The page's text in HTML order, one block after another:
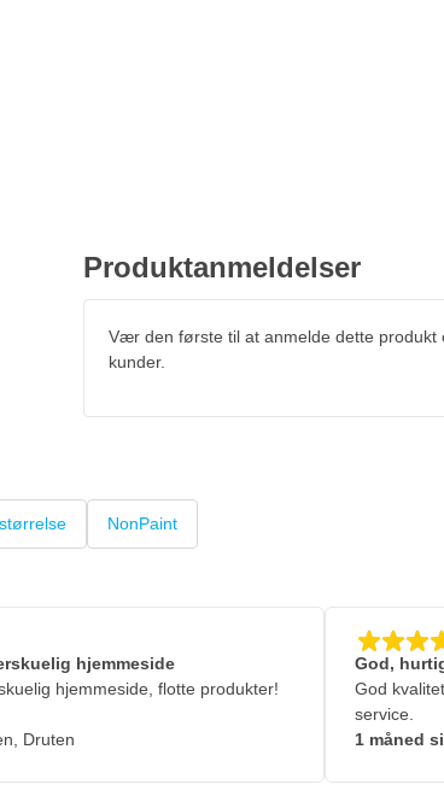
Produktanmeldelser
Vær den første til at anmelde dette produkt
kunder.
NonPaint
hjemmeside
hjemmeside, flotte produkter!
Druten
God,
God
service.
1 måned